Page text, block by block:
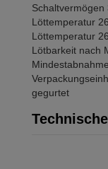
Schaltvermögen
Löttemperatur
Löttemperatur
Lötbarkeit nach
gegurtet